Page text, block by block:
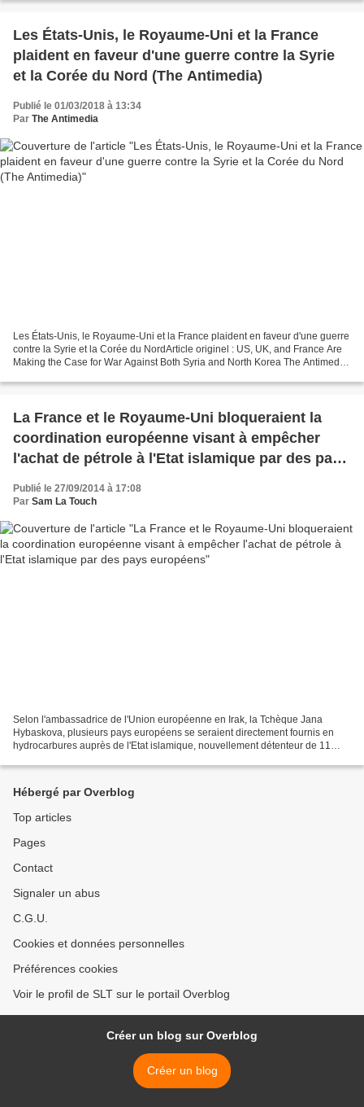
Les États-Unis, le Royaume-Uni et la France
plaident en faveur d'une guerre contre la Syrie
et la Corée du Nord (The Antimedia)
Publié le 01/03/2018 à 13:34
Par The Antimedia
Les États-Unis, le Royaume-Uni et la France plaident en faveur d'une guerre
contre la Syrie et la Corée du NordArticle originel : US, UK, and France Are
Making the Case for War Against Both Syria and North Korea The Antimedia
La France et le Royaume-Uni bloqueraient la
coordination européenne visant à empêcher
l'achat de pétrole à l'Etat islamique par des pays
européens
Publié le 27/09/2014 à 17:08
Par Sam La Touch
Selon l'ambassadrice de l'Union européenne en Irak, la Tchèque Jana
Hybaskova, plusieurs pays européens se seraient directement fournis en
hydrocarbures auprès de l'Etat islamique, nouvellement détenteur de 11
Hébergé par Overblog
Top articles
Pages
Contact
Signaler un abus
C.G.U.
Cookies et données personnelles
Préférences cookies
Voir le profil de SLT sur le portail Overblog
Créer un blog sur Overblog
Créer un blog